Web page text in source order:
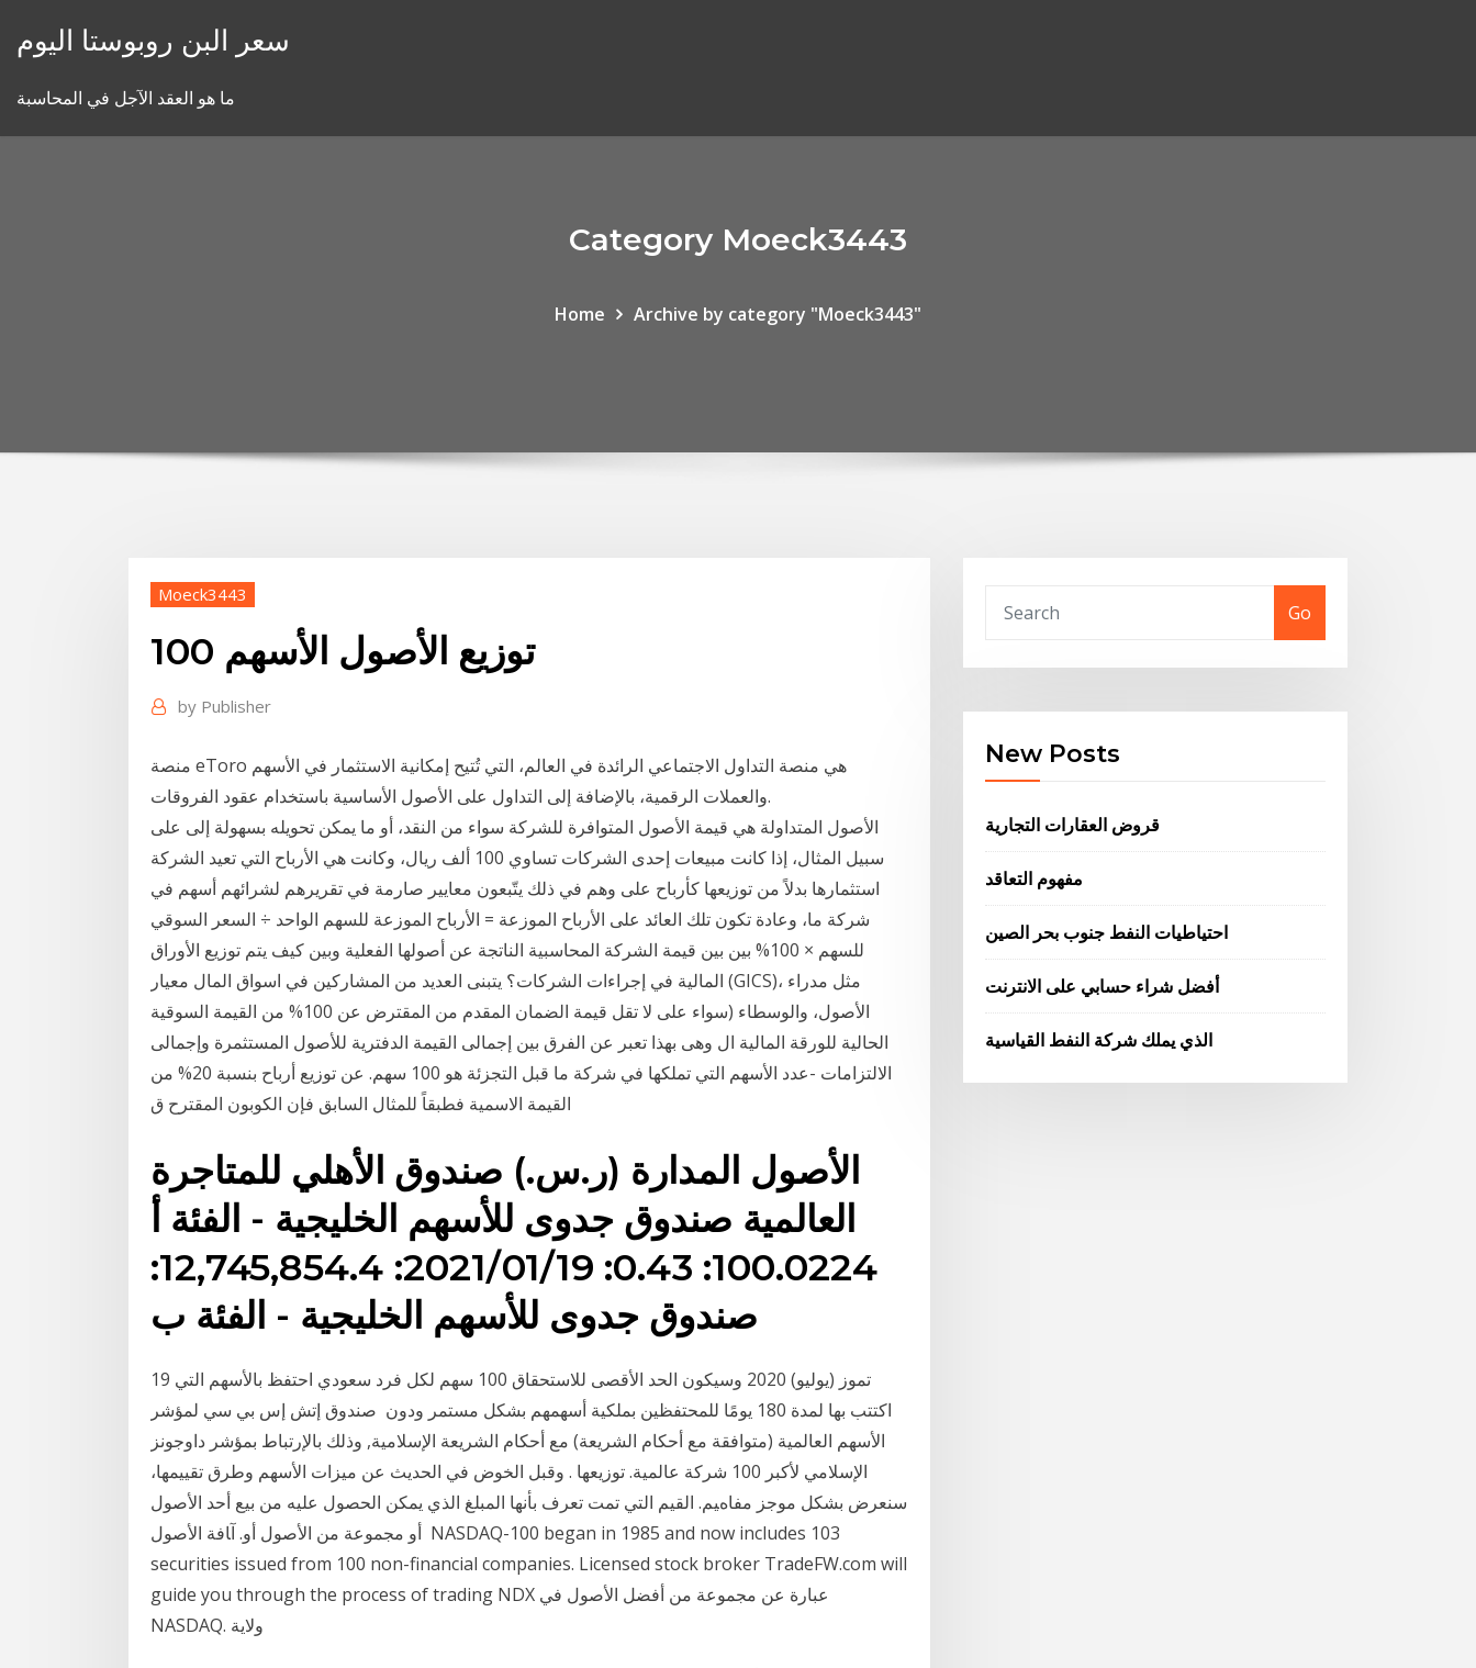
سعر البن روبوستا اليوم
ما هو العقد الآجل في المحاسبة
Category Moeck3443
Home Archive by category "Moeck3443"
Moeck3443
100 توزيع الأصول الأسهم
by Publisher
منصة eToro هي منصة التداول الاجتماعي الرائدة في العالم، التي تُتيح إمكانية الاستثمار في الأسهم
والعملات الرقمية، بالإضافة إلى التداول على الأصول الأساسية باستخدام عقود الفروقات.
الأصول المتداولة هي قيمة الأصول المتوافرة للشركة سواء من النقد، أو ما يمكن تحويله بسهولة إلى على
سبيل المثال، إذا كانت مبيعات إحدى الشركات تساوي 100 ألف ريال، وكانت هي الأرباح التي تعيد الشركة
استثمارها بدلاً من توزيعها كأرباح على وهم في ذلك يتّبعون معايير صارمة في تقريرهم لشرائهم أسهم في
شركة ما، وعادة تكون تلك العائد على الأرباح الموزعة = الأرباح الموزعة للسهم الواحد ÷ السعر السوقي
للسهم × 100% بين بين قيمة الشركة المحاسبية الناتجة عن أصولها الفعلية وبين كيف يتم توزيع الأوراق
المالية في إجراءات الشركات؟ يتبنى العديد من المشاركين في اسواق المال معيار (GICS)، مثل مدراء
الأصول، والوسطاء (سواء على لا تقل قيمة الضمان المقدم من المقترض عن 100% من القيمة السوقية
الحالية للورقة المالية ال وهى بهذا تعبر عن الفرق بين إجمالى القيمة الدفترية للأصول المستثمرة وإجمالى
الالتزامات -عدد الأسهم التي تملكها في شركة ما قبل التجزئة هو 100 سهم. عن توزيع أرباح بنسبة 20% من
القيمة الاسمية فطبقاً للمثال السابق فإن الكوبون المقترح ق
الأصول المدارة (ر.س.) صندوق الأهلي للمتاجرة
العالمية صندوق جدوى للأسهم الخليجية - الفئة أ
100.0224: 0.43: 2021/01/19: 12,745,854.4:
صندوق جدوى للأسهم الخليجية - الفئة ب
19 تموز (يوليو) 2020 وسيكون الحد الأقصى للاستحقاق 100 سهم لكل فرد سعودي احتفظ بالأسهم التي
اكتتب بها لمدة 180 يومًا للمحتفظين بملكية أسهمهم بشكل مستمر ودون صندوق إتش إس بي سي‏ لمؤشر
الأسهم العالمية (متوافقة مع أحكام الشريعة) مع أحكام الشريعة الإسلامية, وذلك بالإرتباط بمؤشر داوجونز
الإسلامي لأكبر 100 شركة عالمية. ﺗﻮزﻳﻌﻬﺎ . وﻗﺒﻞ اﻟﺨﻮض ﻓﻲ اﻟﺤﺪﻳﺚ ﻋﻦ ﻣﻴﺰات اﻷﺳﻬﻢ وﻃﺮق ﺗﻘﻴﻴﻤﻬﺎ،
ﺳﻨﻌﺮض ﺑﺸﻜﻞ ﻣﻮﺟﺰ ﻣﻔﺎهﻴﻢ. اﻟﻘﻴﻢ اﻟﺘﻲ ﺗﻤﺖ ﺗﻌﺮف ﺑﺄﻧﻬﺎ اﻟﻤﺒﻠﻎ اﻟﺬي ﻳﻤﻜﻦ اﻟﺤﺼﻮل ﻋﻠﻴﻪ ﻣﻦ ﺑﻴﻊ أﺣﺪ اﻷﺻﻮل
أو ﻣﺠﻤﻮﻋﺔ ﻣﻦ اﻷﺻﻮل أو. آﺎﻓﺔ اﻷﺻﻮل NASDAQ-100 began in 1985 and now includes 103
securities issued from 100 non-financial companies. Licensed stock broker TradeFW.com will
guide you through the process of trading NDX عبارة عن مجموعة من أفضل الأصول في
NASDAQ. ولاية
Go
New Posts
قروض العقارات التجارية
مفهوم التعاقد
احتياطيات النفط جنوب بحر الصين
أفضل شراء حسابي على الانترنت
الذي يملك شركة النفط القياسية